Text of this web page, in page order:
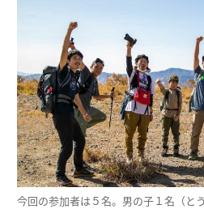
今回の参加者は５名。男の子１名（と